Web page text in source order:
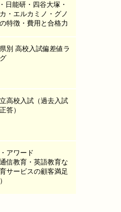
日能研・四谷大塚・
・エルカミノ・グノ
特徴・費用と合格力
別 高校入試偏差値ラ
高校入試（過去入試
答）
アワード
通信教育・英語教育な
サービスの顧客満足